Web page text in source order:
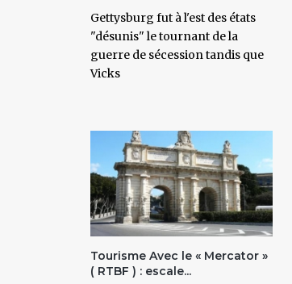
Gettysburg fut à l'est des états
"désunis" le tournant de la
guerre de sécession tandis que
Vicks
Tourisme Avec le « Mercator »
( RTBF ) : escale...